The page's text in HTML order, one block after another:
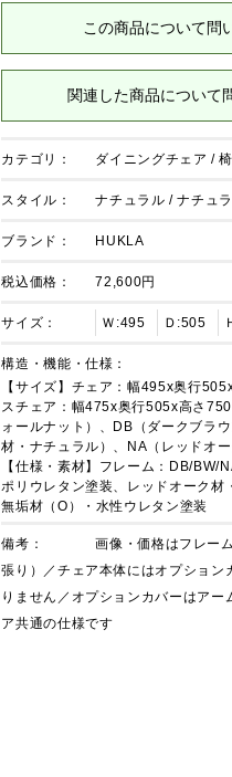
この商品について問
関連した商品について
カテゴリ： ダイニングチェア /
スタイル： ナチュラル /ナチュ
ブランド： HUKLA
税込価格： 72,600円
サイズ： Ｗ:495 Ｄ:505
構造・機能・仕様：
【サイズ】チェア：幅495x奥行
スチェア：幅475x奥行505x高さ
ォールナット）、DB（ダークブラ
材・ナチュラル）、NA（レッドオー
【仕様・素材】フレーム：DB/BW/
ポリウレタン塗装、レッドオーク材
無垢材（O）・水性ウレタン塗装
備考：
画像・価格はフレー
張り）／チェア本体にはオプション
りません／オプションカバーはアー
ア共通の仕様です